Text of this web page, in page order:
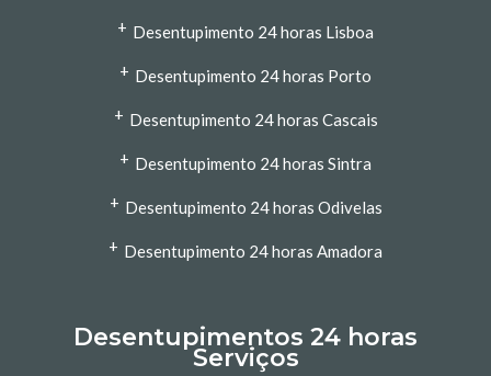
+ Desentupimento 24 horas Lisboa
+ Desentupimento 24 horas Porto
+ Desentupimento 24 horas Cascais
+ Desentupimento 24 horas Sintra
+ Desentupimento 24 horas Odivelas
+ Desentupimento 24 horas Amadora
Desentupimentos 24 horas
Serviços